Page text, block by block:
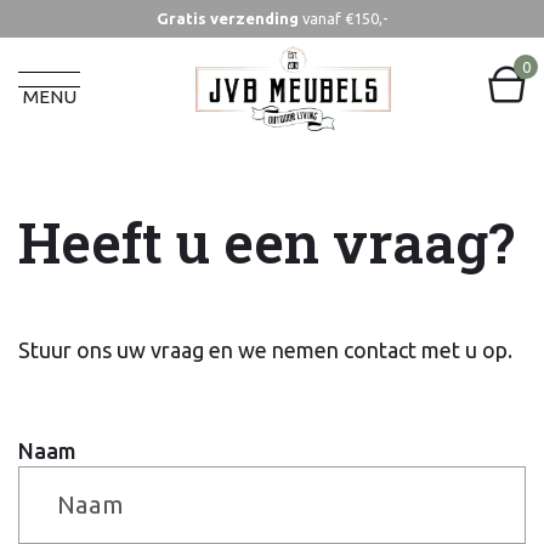
Gratis verzending vanaf €150,-
MENU
0
Heeft u een vraag?
Stuur ons uw vraag en we nemen contact met u op.
Naam